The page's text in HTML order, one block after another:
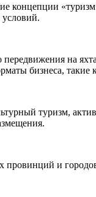
концепции
на
бизнеса,
туризм,
и